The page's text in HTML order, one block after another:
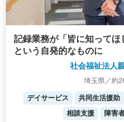
記録業務が「皆に知ってほ
という自発的なものに
社会福祉法人
埼玉県／約
デイサービス 共同生活援助
相談支援
障害